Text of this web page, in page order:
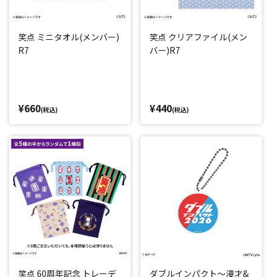
笑点 ミニタオル(メンバー)
R7
¥660(税込)
笑点 クリアファイル(メン
バー)R7
¥440(税込)
笑点 60周年記念 トレーデ
ダブルインパクト～漫才&